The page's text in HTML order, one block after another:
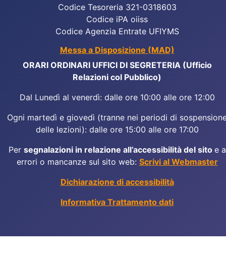
Codice Tesoreria 321-0318603
Codice iPA oiiss
Codice Agenzia Entrate UFIYMS
Messa a Disposizione (MAD)
ORARI ORDINARI UFFICI DI SEGRETERIA (Ufficio
Relazioni col Pubblico)
Dal Lunedì al venerdì: dalle ore 10:00 alle ore 12:00
Ogni martedì e giovedì (tranne nei periodi di
delle lezioni): dalle ore 15:00 alle ore 17:00
Per segnalazioni in relazione all’accessibilità del sito e a
errori o mancanze sul sito web: Scrivi al Webmaster
Dichiarazione di accessibilità
Informativa Trattamento dati